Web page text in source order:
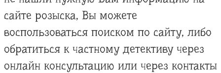
сайте розыска, Вы можете
воспользоваться поиском по сайту, либо
обратиться к частному детективу через
онлайн консультацию или через контакты